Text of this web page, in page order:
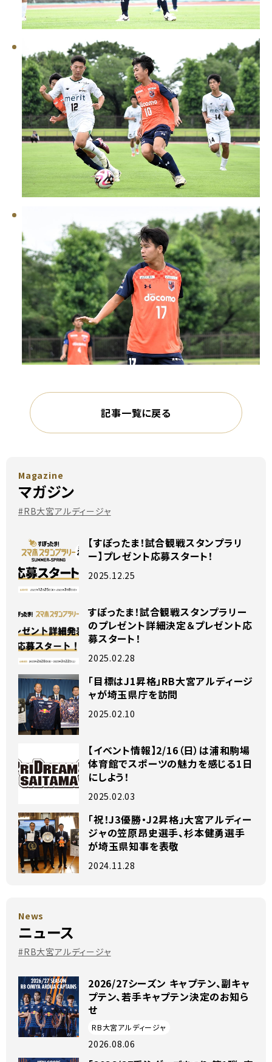
記事一覧に戻る
Magazine
マガジン
#RB大宮アルディージャ
【すぽったま！試合観戦スタンプラリ
ー】プレゼント応募スタート！
2025.12.25
すぽったま！試合観戦スタンプラリー
のプレゼント詳細決定＆プレゼント応
募スタート！
2025.02.28
「目標はJ1昇格」RB大宮アルディージ
ャが埼玉県庁を訪問
2025.02.10
【イベント情報】2/16（日）は浦和駒場
体育館でスポーツの魅力を感じる1日
にしよう！
2025.02.03
「祝！J3優勝・J2昇格」大宮アルディー
ジャの笠原昂史選手、杉本健勇選手
が埼玉県知事を表敬
2024.11.28
News
ニュース
#RB大宮アルディージャ
2026/27シーズン キャプテン、副キャ
プテン、若手キャプテン決定のお知ら
せ
RB大宮アルディージャ
2026.08.06